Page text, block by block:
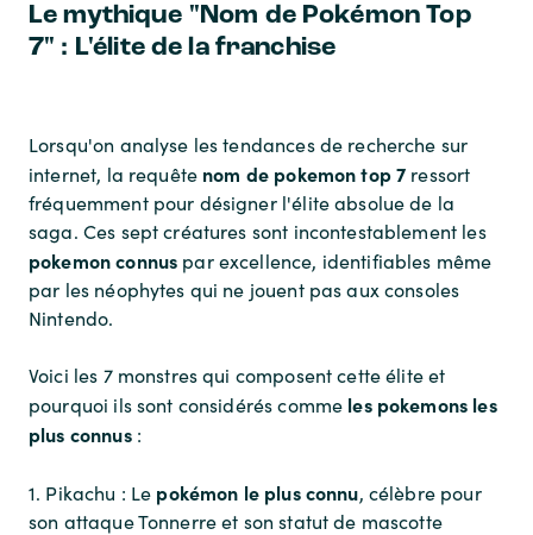
Le mythique "Nom de Pokémon Top
7" : L'élite de la franchise
Lorsqu'on analyse les tendances de recherche sur
internet, la requête nom de pokemon top 7 ressort
fréquemment pour désigner l'élite absolue de la
saga. Ces sept créatures sont incontestablement les
pokemon connus par excellence, identifiables même
par les néophytes qui ne jouent pas aux consoles
Nintendo.
Voici les 7 monstres qui composent cette élite et
pourquoi ils sont considérés comme les pokemons les
plus connus:
1. Pikachu : Le pokémon le plus connu, célèbre pour
son attaque Tonnerre et son statut de mascotte